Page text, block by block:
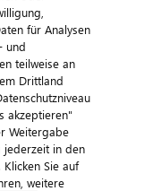
für Analysen
und
teilweise an
Drittland
akzeptieren"
Weitergabe
jederzeit in den
Sie auf
weitere